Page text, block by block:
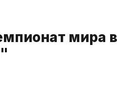
мира в